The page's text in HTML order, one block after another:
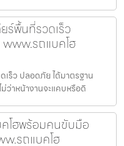
ร์พื้นที่รวดเร็ว
รถแบคโฮ
เร็ว ปลอดภัย ได้มาตรฐาน
ว่าหน้างานจะแคบหรือดิ
คโฮพร้อมคนขับมือ
รถแบคโฮ